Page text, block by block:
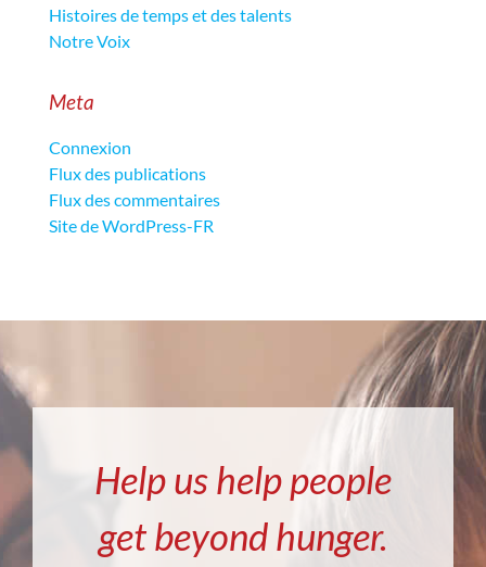
Histoires de temps et des talents
Notre Voix
Meta
Connexion
Flux des publications
Flux des commentaires
Site de WordPress-FR
Help us help people
get beyond hunger.